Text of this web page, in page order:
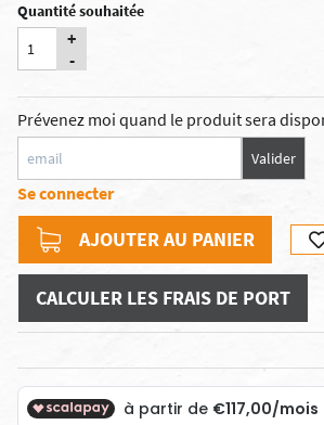
Quantité souhaitée
+
-
Prévenez moi quand le produit sera
Valider
Se connecter
AJOUTER AU PANIER
CALCULER LES FRAIS DE PORT